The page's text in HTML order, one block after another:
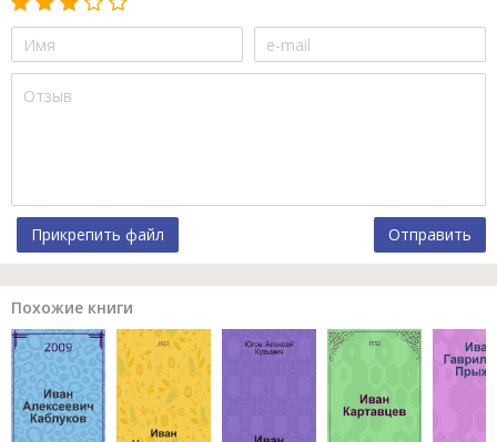
Прикрепить файл Отправить
Похожие книги